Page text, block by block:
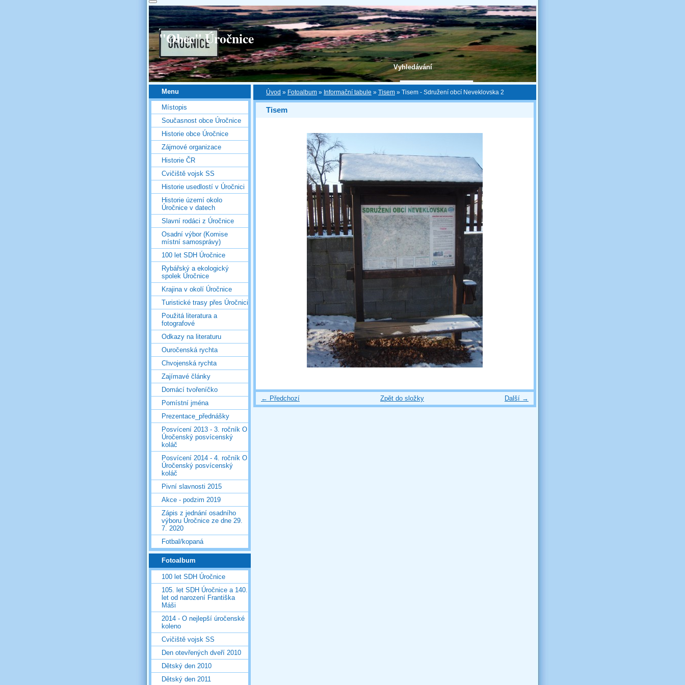
Vyhledávání
"Obec" Úročnice
Úvod » Fotoalbum » Informační tabule » Tisem » Tisem - Sdružení obcí Neveklovska 2
Tisem
← Předchozí Další →
Zpět do složky
Menu
Místopis
Současnost obce Úročnice
Historie obce Úročnice
Zájmové organizace
Historie ČR
Cvičiště vojsk SS
Historie usedlostí v Úročnici
Historie území okolo
Úročnice v datech
Slavní rodáci z Úročnice
Osadní výbor (Komise
místní samosprávy)
100 let SDH Úročnice
Rybářský a ekologický
spolek Úročnice
Krajina v okolí Úročnice
Turistické trasy přes Úročnici
Použitá literatura a
fotografové
Odkazy na literaturu
Ouročenská rychta
Chvojenská rychta
Zajímavé články
Domácí tvořeníčko
Pomístní jména
Prezentace_přednášky
Posvícení 2013 - 3. ročník O
Úročenský posvícenský
koláč
Posvícení 2014 - 4. ročník O
Úročenský posvícenský
koláč
Pivní slavnosti 2015
Akce - podzim 2019
Zápis z jednání osadního
výboru Úročnice ze dne 29.
7. 2020
Fotbal/kopaná
Fotoalbum
100 let SDH Úročnice
105. let SDH Úročnice a 140.
let od narození Františka
Máši
2014 - O nejlepší úročenské
koleno
Cvičiště vojsk SS
Den otevřených dveří 2010
Dětský den 2010
Dětský den 2011